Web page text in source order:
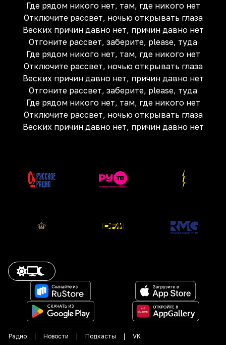
Где рядом никого нет, там, где никого нет
Отключите рассвет, ночью открывать глаза
Веских причин давно нет, причин давно нет
Отгоните рассвет, заберите, please, туда
Где рядом никого нет, там, где никого нет
Отключите рассвет, ночью открывать глаза
Веских причин давно нет, причин давно нет
Отгоните рассвет, заберите, please, туда
Где рядом никого нет, там, где никого нет
Отключите рассвет, ночью открывать глаза
Веских причин давно нет, причин давно нет
Радио Новости Подкасты VK